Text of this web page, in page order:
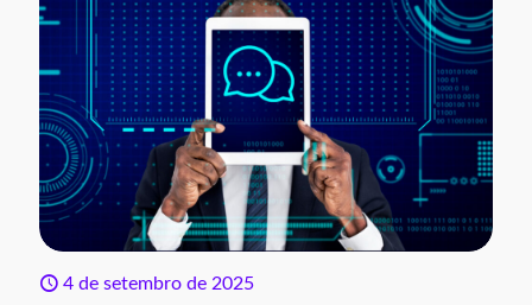
4 de setembro de 2025